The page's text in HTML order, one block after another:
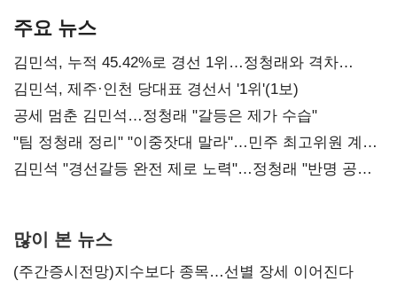
주요 뉴스
김민석, 누적 45.42%로 경선 1위…정청래와 격차
0.86%p(2보)
김민석, 제주·인천 당대표 경선서 '1위'(1보)
공세 멈춘 김민석…정청래 "갈등은 제가 수습"
"팀 정청래 정리" "이중잣대 말라"…민주 최고위원 계파
다툼 격화
김민석 "경선갈등 완전 제로 노력"…정청래 "반명 공세
많이 본 뉴스
(주간증시전망)지수보다 종목…선별 장세 이어진다